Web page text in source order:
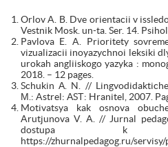
Orlov A. B. Dve orientacii v
Vestnik Mosk. un-ta. Ser. 14.
Pavlova E. A. Prioritety
vizualizacii inoyazychnoi leksiki
urokah angliiskogo yazyka :
2018. – 12 pages.
Schukin А. N. //
М.: Astrel: АSТ: Hranitel, 2007.
Motivatsya kak osnova
Arutjunova V. A. // Jurnal
dostupa k
https://zhurnalpedagog.ru/